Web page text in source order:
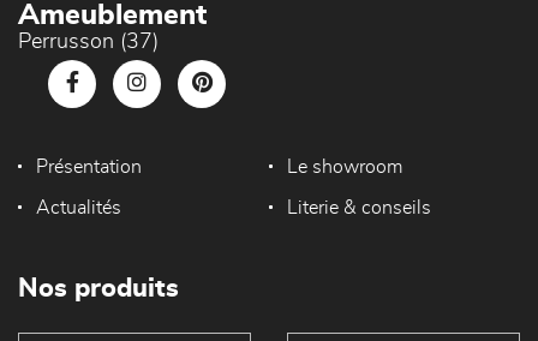
Ameublement
Perrusson (37)
Présentation Le showroom
Actualités Literie & conseils
Nos produits